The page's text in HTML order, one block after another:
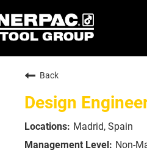
Back
Design
Madrid, Spain
Non-